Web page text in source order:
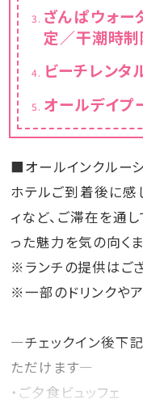
◆イブニングソ
◆ナイトキャップ
内湯、サウナな
南国のビーチリ
旅先での滞在を
23:00（最終入場
ざんぱウォー
定／干潮時制
びの新定番「ざ
・ご利用期間：4
・ご利用時間：
・ご利用年齢
料でご利用頂け
・チェックアウ
用可能です。
※潮の干満の関
程がございます
をご確認ください
ビーチレンタ
体験メニューが
・パラソル・チェア
・カヌー・スタン
※公式HP「
に「All
す。
※レンタルメニ
ご予約はできませ
オールデイ
御宿泊のお客様
ご利用いただけ
※プールの期間
※1月6日～8日
ースライダーエ
■オールインクルー
ホテルご到着後に感
ィなど、ご滞在を通
った魅力を気の向く
※ランチの提供はご
※一部のドリンクやア
―チェックイン後下
ただけます―
・ご夕食ビュッフェ